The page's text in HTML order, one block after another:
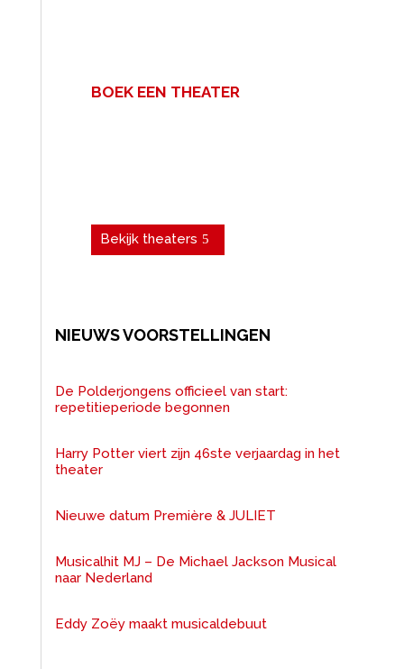
BOEK EEN THEATER
Bekijk theaters
NIEUWS VOORSTELLINGEN
De Polderjongens officieel van start:
repetitieperiode begonnen
Harry Potter viert zijn 46ste verjaardag in het
theater
Nieuwe datum Première & JULIET
Musicalhit MJ – De Michael Jackson Musical
naar Nederland
Eddy Zoëy maakt musicaldebuut